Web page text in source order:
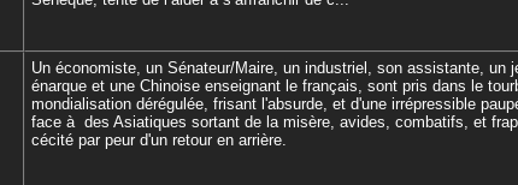
Un économiste, un Sénateur/Maire, un industriel, son assistante, un
énarque et une Chinoise enseignant le français, sont pris dans le
mondialisation dérégulée, frisant l'absurde, et d'une irrépressible
face à des Asiatiques sortant de la misère, avides, combatifs, et
cécité par peur d'un retour en arrière.